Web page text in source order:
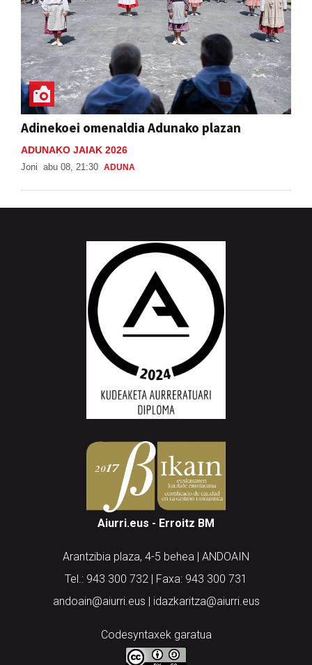
Adinekoei omenaldia Adunako plazan
ADUNAKO JAIAK 2026
Joni abu 08, 21:30 ADUNA
Aiurri.eus - Erroitz BM
Arantzibia plaza, 4-5 behea | ANDOAIN
Tel.: 943 300 732 | Faxa: 943 300 731
andoain@aiurri.eus | idazkaritza@aiurri.eus
Codesyntaxek garatua